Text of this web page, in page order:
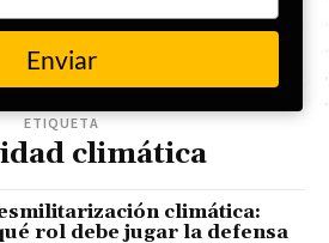
ETIQUETA
climática
climática:
rol debe jugar la defensa
Enviar